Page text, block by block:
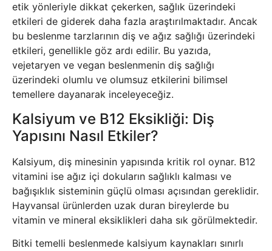
etik yönleriyle dikkat çekerken, sağlık üzerindeki
etkileri de giderek daha fazla araştırılmaktadır. Ancak
bu beslenme tarzlarının diş ve ağız sağlığı üzerindeki
etkileri, genellikle göz ardı edilir. Bu yazıda,
vejetaryen ve vegan beslenmenin diş sağlığı
üzerindeki olumlu ve olumsuz etkilerini bilimsel
temellere dayanarak inceleyeceğiz.
Kalsiyum ve B12 Eksikliği: Diş
Yapısını Nasıl Etkiler?
Kalsiyum, diş minesinin yapısında kritik rol oynar. B12
vitamini ise ağız içi dokuların sağlıklı kalması ve
bağışıklık sisteminin güçlü olması açısından gereklidir.
Hayvansal ürünlerden uzak duran bireylerde bu
vitamin ve mineral eksiklikleri daha sık görülmektedir.
Bitki temelli beslenmede kalsiyum kaynakları sınırlı